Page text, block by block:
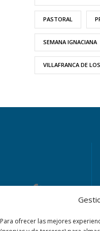
Para ofrecer las mejores
PASTORAL
SEMANA IGNACIANA
VILLAFRANCA DE